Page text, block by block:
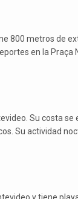
800 metros de
en la Praça
Su costa se
Su actividad